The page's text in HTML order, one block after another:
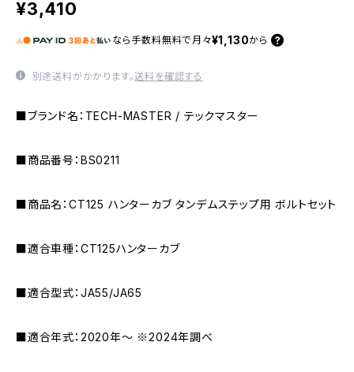
¥3,410
なら 手数料無料で 月々¥1,130から
別途送料がかかります。送料を確認する
■ブランド名：TECH-MASTER / テックマスター
■商品番号：BS0211
■商品名：CT125 ハンターカブ タンデムステップ用 ボルトセット
■適合車種：CT125ハンターカブ
■適合型式：JA55/JA65
■適合年式：2020年〜 ※2024年調べ